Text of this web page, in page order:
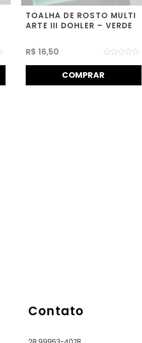
TOALHA DE ROSTO MULTI
ARTE III DOHLER – VERDE
0
de
R$ 16,50
COMPRAR
Contato